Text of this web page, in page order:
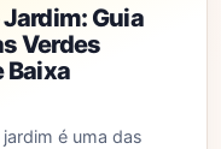
Guia
Verdes
Baixa
é uma das